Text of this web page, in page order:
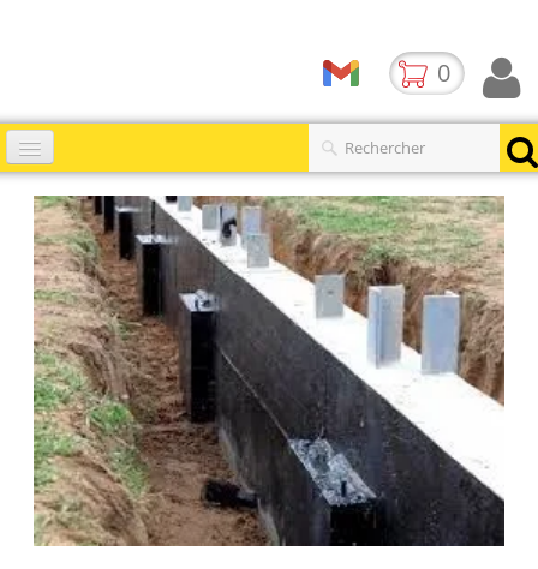
0
Accueil
Catalogues▼
Produits
Contact
BLOG